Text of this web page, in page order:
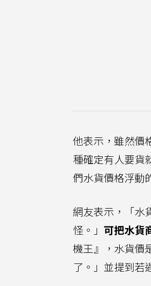
他表示，雖然價
種確定有人要貨
們水貨價格浮動
網友表示，「水
怪。」 可把水貨
機王』，水貨價
了。」並提到若